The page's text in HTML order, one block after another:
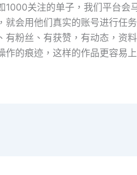
1000关注的单子，我们平台会
会用他们真实的账号进行任
有粉丝、有获赞，有动态，资
作的痕迹，这样的作品更容易